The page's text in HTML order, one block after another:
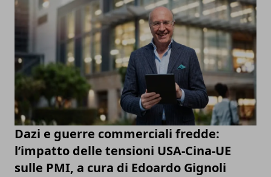
Dazi e guerre commerciali fredde:
l’impatto delle tensioni USA-Cina-UE
sulle PMI, a cura di Edoardo Gignoli